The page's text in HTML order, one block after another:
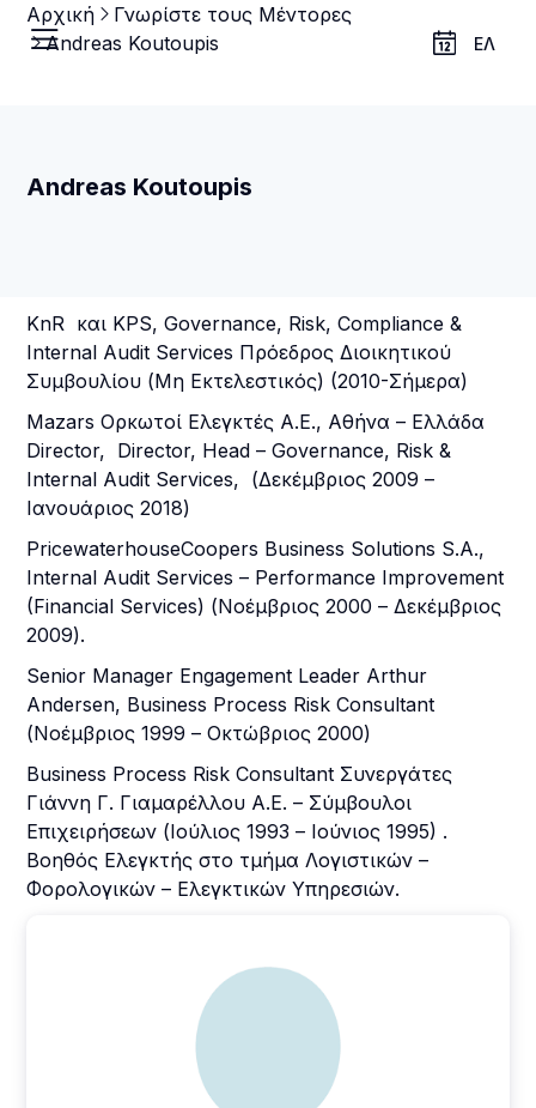
ΕΛ
Αρχική
Γνωρίστε τους Μέντορες
Andreas Koutoupis
Andreas Koutoupis
KnR και KPS, Governance, Risk, Compliance &
Internal Audit Services Πρόεδρος Διοικητικού
Συμβουλίου (Μη Εκτελεστικός) (2010-Σήμερα)
Mazars Ορκωτοί Ελεγκτές Α.Ε., Αθήνα – Ελλάδα
Director, Director, Head – Governance, Risk &
Internal Audit Services, (Δεκέμβριος 2009 –
Ιανουάριος 2018)
PricewaterhouseCoopers Business Solutions S.A.,
Internal Audit Services – Performance Improvement
(Financial Services) (Νοέμβριος 2000 – Δεκέμβριος
2009).
Senior Manager Engagement Leader Arthur
Andersen, Business Process Risk Consultant
(Νοέμβριος 1999 – Οκτώβριος 2000)
Business Process Risk Consultant Συνεργάτες
Γιάννη Γ. Γιαμαρέλλου Α.Ε. – Σύμβουλοι
Επιχειρήσεων (Ιούλιος 1993 – Ιούνιος 1995) .
Βοηθός Ελεγκτής στο τμήμα Λογιστικών –
Φορολογικών – Ελεγκτικών Υπηρεσιών.